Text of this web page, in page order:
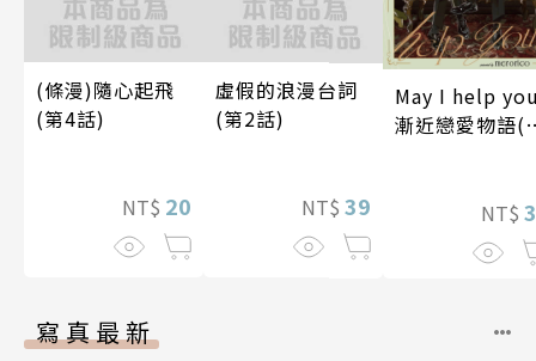
(條漫)隨心起飛
(第4話)
NT$ 20
虛假的浪漫台詞
(第2話)
NT$ 39
May I help
漸近戀愛物語(
NT$
寫真最新